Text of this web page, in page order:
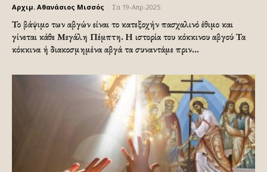
Αρχιμ. Αθανάσιος Μισσός Σα 19-Απρ-2025
Το βάψιμο των αβγών είναι το κατεξοχήν πασχαλινό έθιμο και
γίνεται κάθε Μεγάλη Πέμπτη. Η ιστορία του κόκκινου αβγού Τα
κόκκινα ή διακοσμημένα αβγά τα συναντάμε πριν...